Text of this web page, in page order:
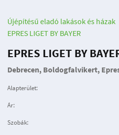
Újépítésű eladó lakások és házak
EPRES LIGET BY BAYER
EPRES LIGET BY
Debrecen, Boldogfalvikert,
Alapterület:
Ár:
Szobák: